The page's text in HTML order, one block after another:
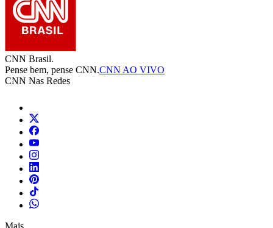
CNN Brasil.
Pense bem, pense CNN.CNN AO VIVO
CNN Nas Redes
Mais